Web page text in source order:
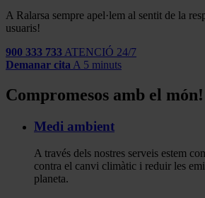
A Ralarsa sempre apel·lem al sentit de la
usuaris!
900 333 733 ATENCIÓ 24/7
Demanar cita A 5 minuts
Compromesos amb el món!
Medi ambient
A través dels nostres serveis estem
contra el canvi climàtic i reduir les
planeta.